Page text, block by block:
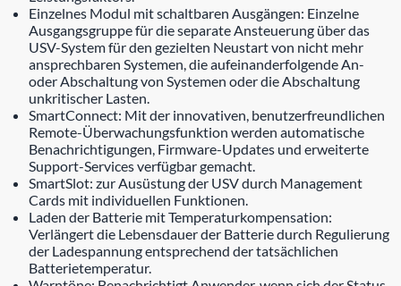
Einzelnes Modul mit schaltbaren Ausgängen: Einzelne
Ausgangsgruppe für die separate Ansteuerung über das
USV-System für den gezielten Neustart von nicht mehr
ansprechbaren Systemen, die aufeinanderfolgende An-
oder Abschaltung von Systemen oder die Abschaltung
unkritischer Lasten.
SmartConnect: Mit der innovativen, benutzerfreundlichen
Remote-Überwachungsfunktion werden automatische
Benachrichtigungen, Firmware-Updates und erweiterte
Support-Services verfügbar gemacht.
SmartSlot: zur Ausüstung der USV durch Management
Cards mit individuellen Funktionen.
Laden der Batterie mit Temperaturkompensation:
Verlängert die Lebensdauer der Batterie durch Regulierung
der Ladespannung entsprechend der tatsächlichen
Batterietemperatur.